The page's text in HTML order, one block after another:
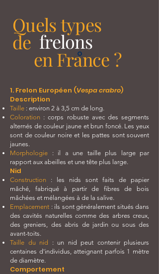
Quels types
de frelons
en France ?
1. Frelon Européen (Vespa crabro)
Description
Taille : environ 2 à 3,5 cm de long.
Coloration : corps robuste avec des segments
alternés de couleur jaune et brun foncé. Les yeux
sont de couleur noire et les pattes sont souvent
jaunes.
Morphologie : il a une taille plus large par
rapport aux abeilles et une tête plus large.
Nid
Construction : les nids sont faits de papier
mâché, fabriqué à partir de fibres de bois
mâchées et mélangées à de la salive.
Emplacement : ils sont généralement situés dans
des cavités naturelles comme des arbres creux,
des greniers, des abris de jardin ou sous des
avant-toits.
Taille du nid : un nid peut contenir plusieurs
centaines d'individus, atteignant parfois 1 mètre
de diamètre.
Comportement